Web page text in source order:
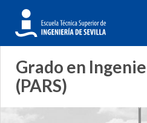
Formulario
de
búsqueda
Search
Grado en
(PARS)